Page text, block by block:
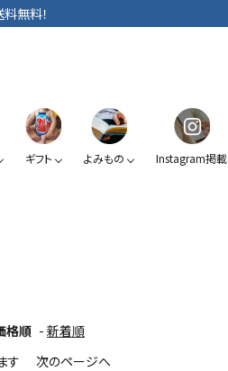
無料！
ギフト よみもの Instagram掲載
格順 - 新着順
す
次のページへ